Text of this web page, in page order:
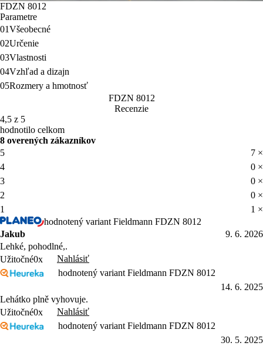
FDZN 8012
Parametre
01Všeobecné
02Určenie
03Vlastnosti
04Vzhľad a dizajn
05Rozmery a hmotnosť
FDZN 8012
Recenzie
4,5 z 5
hodnotilo celkom
8 overených zákazníkov
5
7 ×
4
0 ×
3
0 ×
2
0 ×
1
1 ×
hodnotený variant Fieldmann FDZN 8012
Jakub
9. 6. 2026
Lehké, pohodlné,.
Užitočné0x
Nahlásiť
hodnotený variant Fieldmann FDZN 8012
14. 6. 2025
Lehátko plně vyhovuje.
Užitočné0x
Nahlásiť
hodnotený variant Fieldmann FDZN 8012
30. 5. 2025